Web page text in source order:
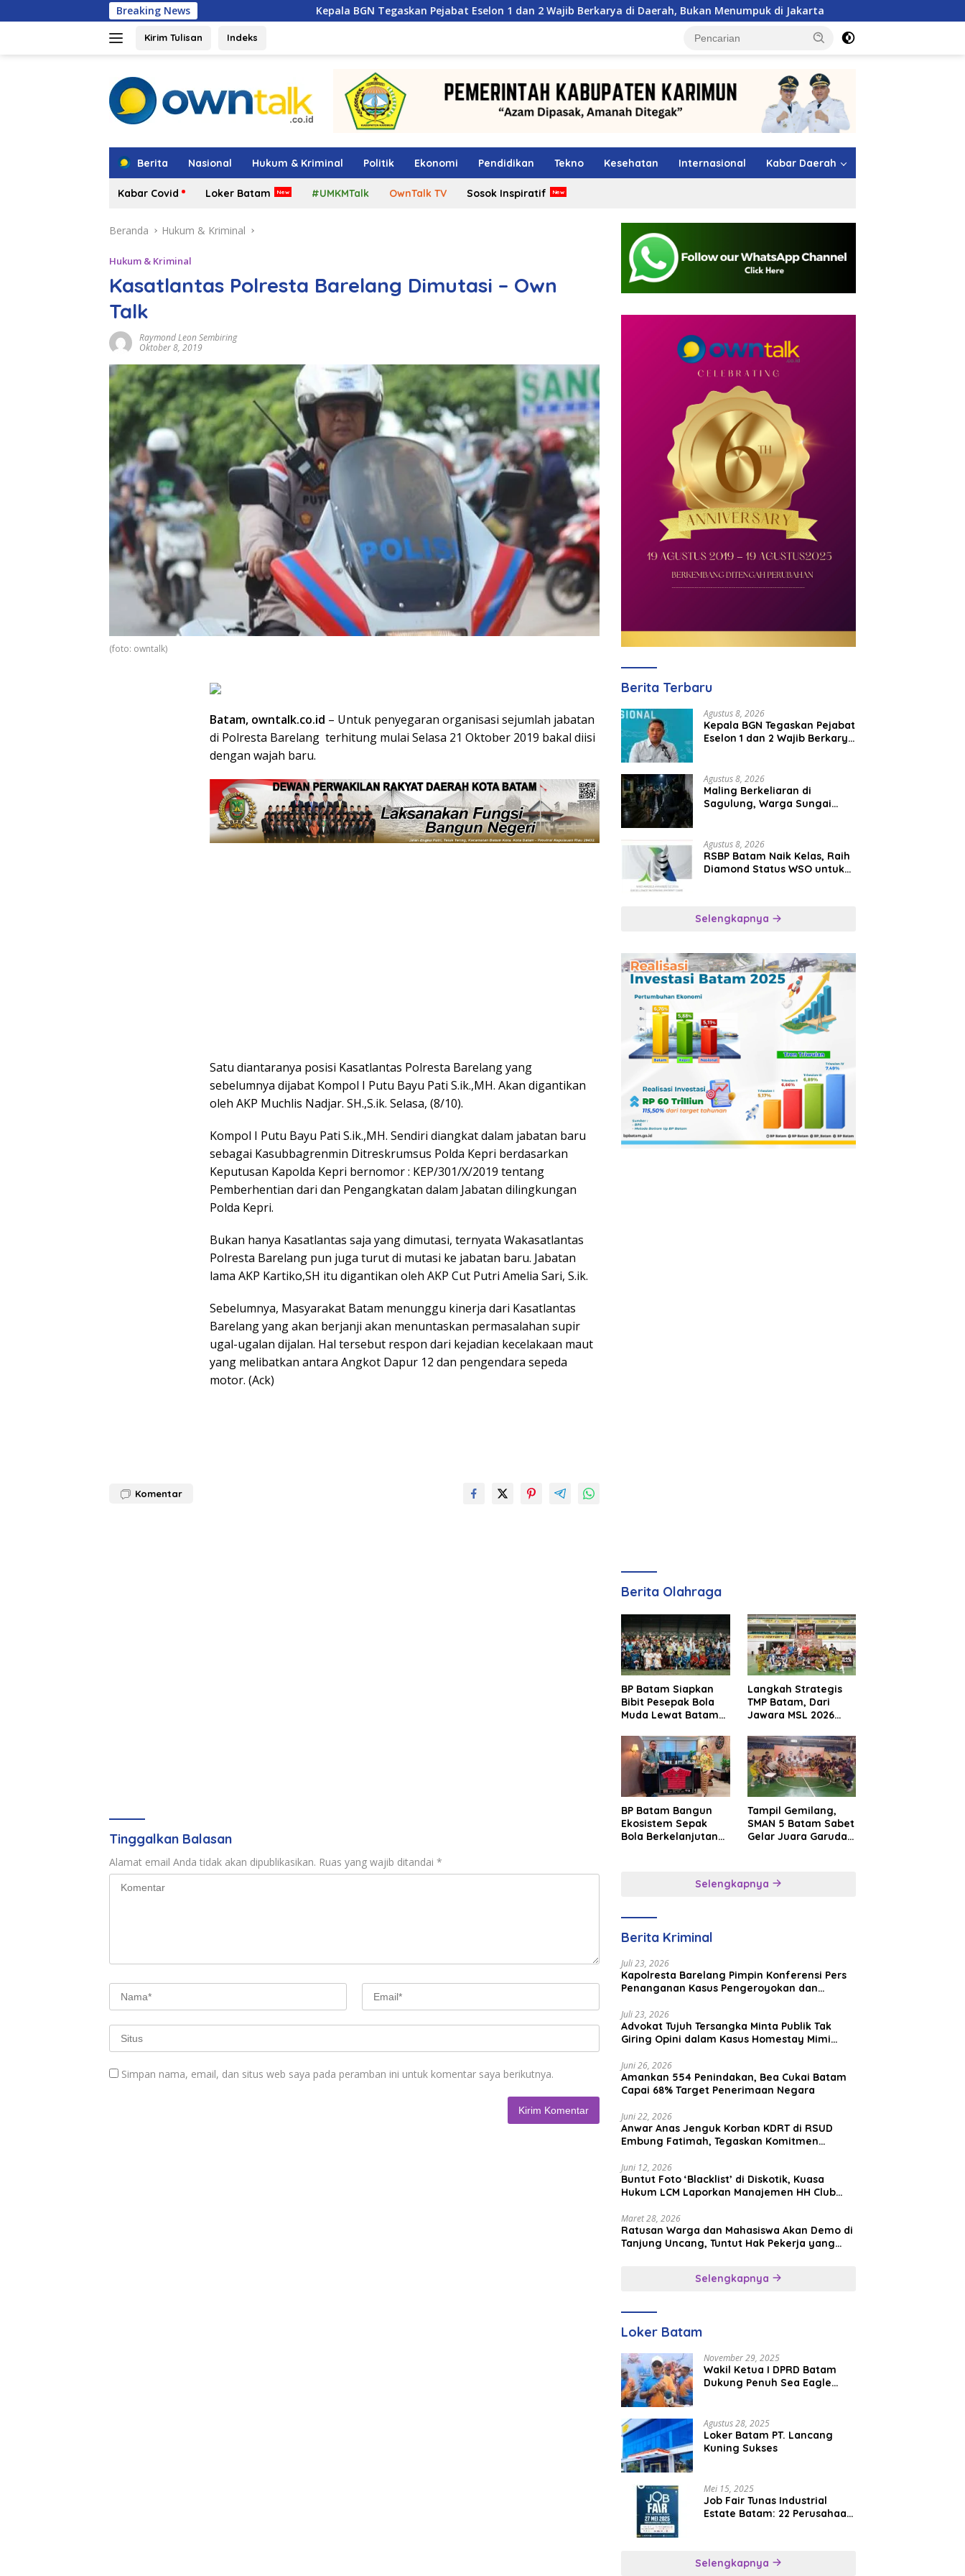
ke
Breaking News Kepala BGN Tegaskan Pejabat Eselon 1 dan 2 Wajib Berkarya di Daerah, Bukan Menumpuk di Jakarta Maling Berkeliaran di Sagulung,
Kirim Tulisan Indeks
Berita Nasional Hukum & Kriminal Politik Ekonomi Pendidikan Tekno Kesehatan Internasional Kabar Daerah
Kabar Covid Loker Batam #UMKMTalk OwnTalk TV Sosok Inspiratif
Beranda Hukum & Kriminal
Hukum & Kriminal
Kasatlantas Polresta Barelang Dimutasi – Own
Talk
Raymond Leon Sembiring
Oktober 8, 2019
(foto: owntalk)
Batam, owntalk.co.id – Untuk penyegaran organisasi sejumlah jabatan
di Polresta Barelang terhitung mulai Selasa 21 Oktober 2019 bakal diisi
dengan wajah baru.
Satu diantaranya posisi Kasatlantas Polresta Barelang yang
sebelumnya dijabat Kompol I Putu Bayu Pati S.ik.,MH. Akan digantikan
oleh AKP Muchlis Nadjar. SH.,S.ik. Selasa, (8/10).
Kompol I Putu Bayu Pati S.ik.,MH. Sendiri diangkat dalam jabatan baru
sebagai Kasubbagrenmin Ditreskrumsus Polda Kepri berdasarkan
Keputusan Kapolda Kepri bernomor : KEP/301/X/2019 tentang
Pemberhentian dari dan Pengangkatan dalam Jabatan dilingkungan
Polda Kepri.
Bukan hanya Kasatlantas saja yang dimutasi, ternyata Wakasatlantas
Polresta Barelang pun juga turut di mutasi ke jabatan baru. Jabatan
lama AKP Kartiko,SH itu digantikan oleh AKP Cut Putri Amelia Sari, S.ik.
Sebelumnya, Masyarakat Batam menunggu kinerja dari Kasatlantas
Barelang yang akan berjanji akan menuntaskan permasalahan supir
ugal-ugalan dijalan. Hal tersebut respon dari kejadian kecelakaan maut
yang melibatkan antara Angkot Dapur 12 dan pengendara sepeda
motor. (Ack)
Komentar
Tinggalkan Balasan
Alamat email Anda tidak akan dipublikasikan. Ruas yang wajib ditandai *
Simpan nama, email, dan situs web saya pada peramban ini untuk komentar saya berikutnya.
Berita Terbaru
Agustus 8, 2026
Kepala BGN Tegaskan Pejabat
Eselon 1 dan 2 Wajib Berkarya
Agustus 8, 2026
Maling Berkeliaran di
Sagulung, Warga Sungai
Agustus 8, 2026
RSBP Batam Naik Kelas, Raih
Diamond Status WSO untuk
Selengkapnya
Berita Olahraga
BP Batam Siapkan
Bibit Pesepak Bola
Muda Lewat Batam
Grassroot Football
Festival 2026
Langkah Strategis
TMP Batam, Dari
Jawara MSL 2026
Internasional
BP Batam Bangun
Ekosistem Sepak
Bola Berkelanjutan
Tampil Gemilang,
SMAN 5 Batam Sabet
Gelar Juara Garuda
Selengkapnya
Berita Kriminal
Juli 23, 2026
Kapolresta Barelang Pimpin Konferensi Pers
Penanganan Kasus Pengeroyokan dan
Juli 23, 2026
Advokat Tujuh Tersangka Minta Publik Tak
Giring Opini dalam Kasus Homestay Mimi
Juni 26, 2026
Amankan 554 Penindakan, Bea Cukai Batam
Capai 68% Target Penerimaan Negara
Juni 22, 2026
Anwar Anas Jenguk Korban KDRT di RSUD
Embung Fatimah, Tegaskan Komitmen
Juni 12, 2026
Buntut Foto ‘Blacklist’ di Diskotik, Kuasa
Hukum LCM Laporkan Manajemen HH Club
Maret 28, 2026
Ratusan Warga dan Mahasiswa Akan Demo di
Tanjung Uncang, Tuntut Hak Pekerja yang
Selengkapnya
Loker Batam
November 29, 2025
Wakil Ketua I DPRD Batam
Dukung Penuh Sea Eagle
Agustus 28, 2025
Loker Batam PT. Lancang
Kuning Sukses
Mei 15, 2025
Job Fair Tunas Industrial
Estate Batam: 22 Perusahaan
Selengkapnya